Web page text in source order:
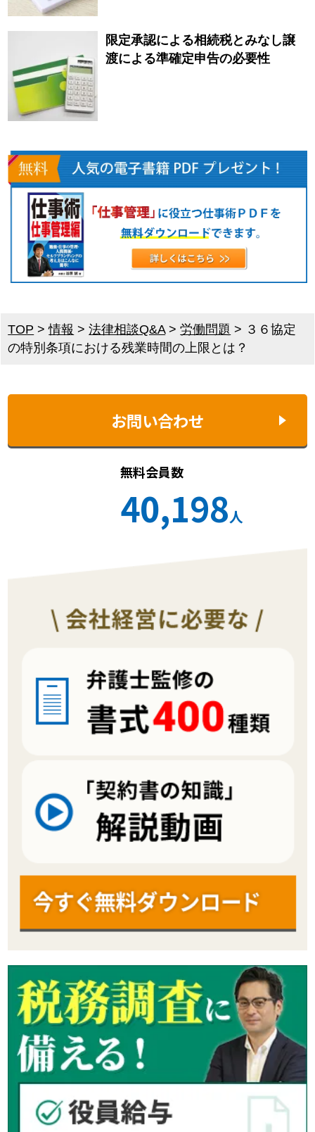
限定承認による相続税とみなし譲
渡による準確定申告の必要性
TOP >情報 >法律相談Q&A>労働問題 > ３６協定
の特別条項における残業時間の上限とは？
お問い合わせ
無料会員数
40,198人